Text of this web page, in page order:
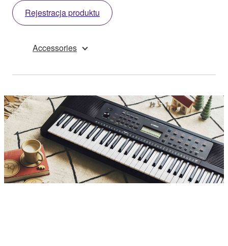
Rejestracja produktu
Accessories